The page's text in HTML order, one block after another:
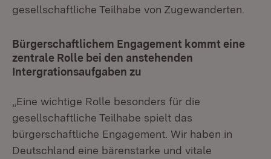
gesellschaftliche Teilhabe von Zugewanderten.
Bürgerschaftlichem Engagement kommt eine
zentrale Rolle bei den anstehenden
Intergrationsaufgaben zu
„Eine wichtige Rolle besonders für die
gesellschaftliche Teilhabe spielt das
bürgerschaftliche Engagement. Wir haben in
Deutschland eine bärenstarke und vitale